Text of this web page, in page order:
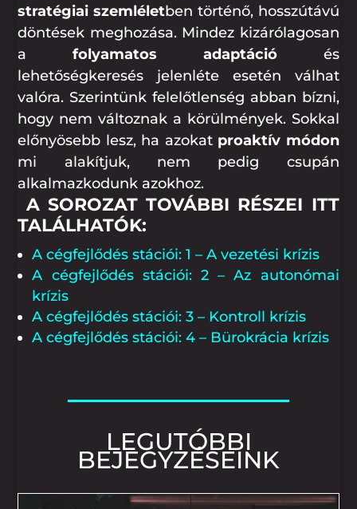
stratégiai szemléletben történő, hosszútávú
döntések meghozása. Mindez kizárólagosan
afolyamatos adaptációés
lehetőségkeresés jelenléte esetén válhat
valóra. Szerintünk felelőtlenség abban bízni,
hogy nem változnak a körülmények. Sokkal
előnyösebb lesz, ha azokat proaktív módon
mi alakítjuk, nem pedig csupán
alkalmazkodunk azokhoz.
A SOROZAT TOVÁBBI RÉSZEI ITT
TALÁLHATÓK:
A cégfejlődés stációi: 1 – A vezetési krízis
A cégfejlődés stációi: 2 – Az autonómai
krízis
A cégfejlődés stációi: 3 – Kontroll krízis
A cégfejlődés stációi: 4 – Bürokrácia krízis
LEGUTÓBBI
BEJEGYZÉSEINK